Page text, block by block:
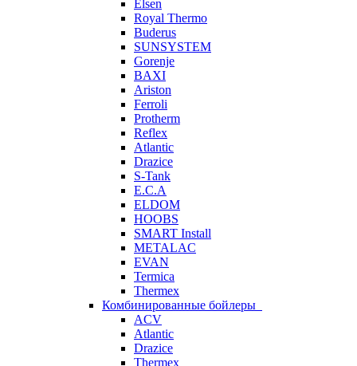
Elsen
Royal Thermo
Buderus
SUNSYSTEM
Gorenje
BAXI
Ariston
Ferroli
Protherm
Reflex
Atlantic
Drazice
S-Tank
E.C.A
ELDOM
HOOBS
SMART Install
METALAC
EVAN
Termica
Thermex
Комбинированные бойлеры
ACV
Atlantic
Drazice
Thermex